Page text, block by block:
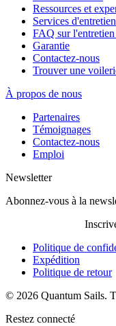
Ressources et
Services
FAQ sur
Garantie
Contactez-nous
Trouver une
À propos de nous
Partenaires
Témoignages
Contactez-nous
Emploi
Newsletter
Abonnez-vous à la
Politique de
Expédition
Politique de retour
© 2026 Quantum Sails.
Restez connecté